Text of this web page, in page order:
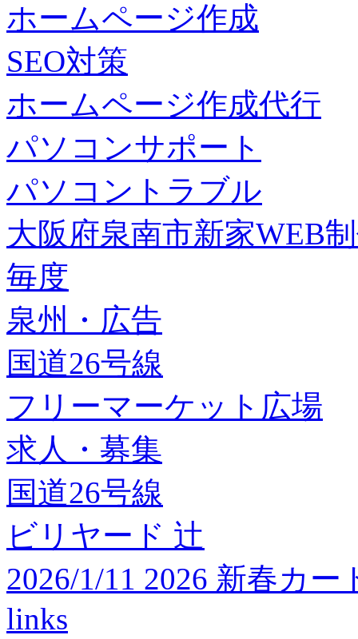
ホームページ作成
SEO対策
ホームページ作成代行
パソコンサポート
パソコントラブル
大阪府泉南市新家WEB
毎度
泉州・広告
国道26号線
フリーマーケット広場
求人・募集
国道26号線
ビリヤード 辻
2026/1/11 2026 新春カ
links